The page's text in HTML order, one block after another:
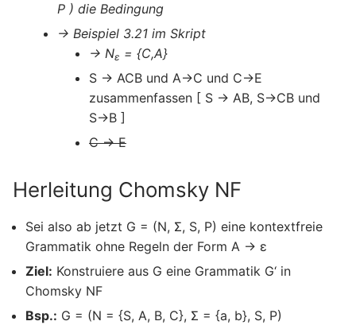
P ) die Bedingung
→ Beispiel 3.21 im Skript
→ Nε = {C,A}
S → ACB und A→C und C→E
zusammenfassen [ S → AB, S→CB und
S→B ]
C → E
Herleitung Chomsky NF
Sei also ab jetzt G = (N, Σ, S, P) eine kontextfreie
Grammatik ohne Regeln der Form A → ε
Ziel: Konstruiere aus G eine Grammatik G‘ in
Chomsky NF
Bsp.: G = (N = {S, A, B, C}, Σ = {a, b}, S, P)